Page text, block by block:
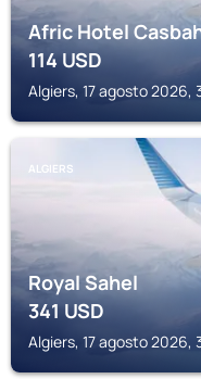
Afric Hotel
114USD
Algiers, 17 agosto 2026,
ALGIERS
Royal Sahel
341USD
Algiers, 17 agosto 2026,